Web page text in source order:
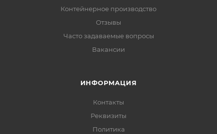
Контейнерное производство
Отзывы
Часто задаваемые вопросы
Вакансии
ИНФОРМАЦИЯ
Контакты
Реквизиты
Политика